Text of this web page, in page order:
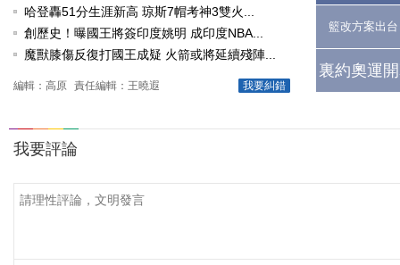
哈登轟51分生涯新高 琼斯7帽考神3雙火...
創歷史！曝國王將簽印度姚明 成印度NBA...
魔獸膝傷反復打國王成疑 火箭或將延續殘陣...
我要糾錯
編輯：高原 責任編輯：王曉遐
籃改方案出台
裏約奧運